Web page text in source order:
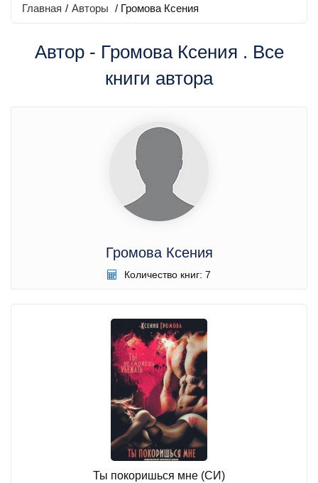
Главная / Авторы / Громова Ксения
Автор - Громова Ксения . Все
книги автора
Громова Ксения
Количество книг: 7
Ты покоришься мне (СИ)